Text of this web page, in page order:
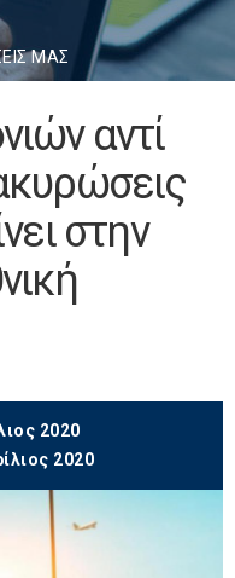
ΜΑΣ
αντί
στην
2020
2020